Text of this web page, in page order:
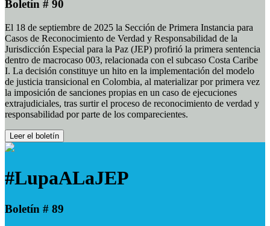
Boletín # 90
El 18 de septiembre de 2025 la Sección de Primera Instancia para
Casos de Reconocimiento de Verdad y Responsabilidad de la
Jurisdicción Especial para la Paz (JEP) profirió la primera sentencia
dentro de macrocaso 003, relacionada con el subcaso Costa Caribe
I. La decisión constituye un hito en la implementación del modelo
de justicia transicional en Colombia, al materializar por primera vez
la imposición de sanciones propias en un caso de ejecuciones
extrajudiciales, tras surtir el proceso de reconocimiento de verdad y
responsabilidad por parte de los comparecientes.
Leer el boletín
#LupaALaJEP
Boletín # 89